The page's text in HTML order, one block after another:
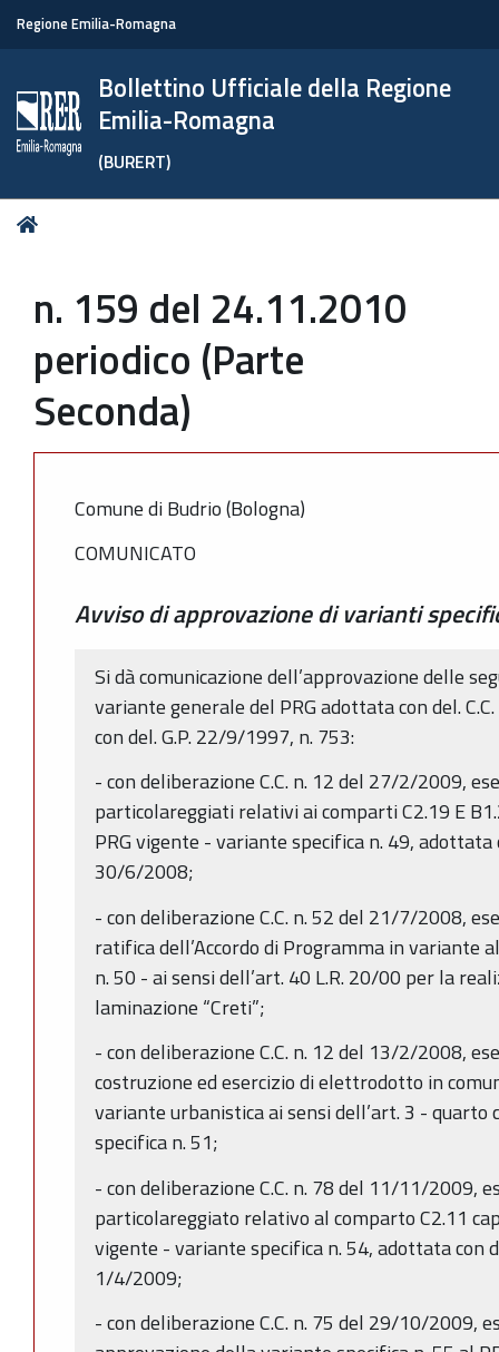
Regione Emilia-Romagna
Bollettino Ufficiale della Regione
Emilia-Romagna
(BURERT)
Tu
n. 159 del 24.11.2010
periodico (Parte
Seconda)
Comune di Budrio (Bologna)
COMUNICATO
Avviso di approvazione di varianti
Si dà comunicazione dell’approvazione delle
variante generale del PRG adottata con del.
con del. G.P. 22/9/1997, n. 753:
- con deliberazione C.C. n. 12 del 27/2/2009,
particolareggiati relativi ai comparti C2.19 E
PRG vigente - variante specifica n. 49,
30/6/2008;
- con deliberazione C.C. n. 52 del 21/7/2008,
ratifica dell’Accordo di Programma in variante
n. 50 - ai sensi dell’art. 40 L.R. 20/00 per la
laminazione “Creti”;
- con deliberazione C.C. n. 12 del 13/2/2008,
costruzione ed esercizio di elettrodotto in
variante urbanistica ai sensi dell’art. 3 - quarto
specifica n. 51;
- con deliberazione C.C. n. 78 del 11/11/2009,
particolareggiato relativo al comparto C2.11
vigente - variante specifica n. 54, adottata con
1/4/2009;
- con deliberazione C.C. n. 75 del 29/10/2009,